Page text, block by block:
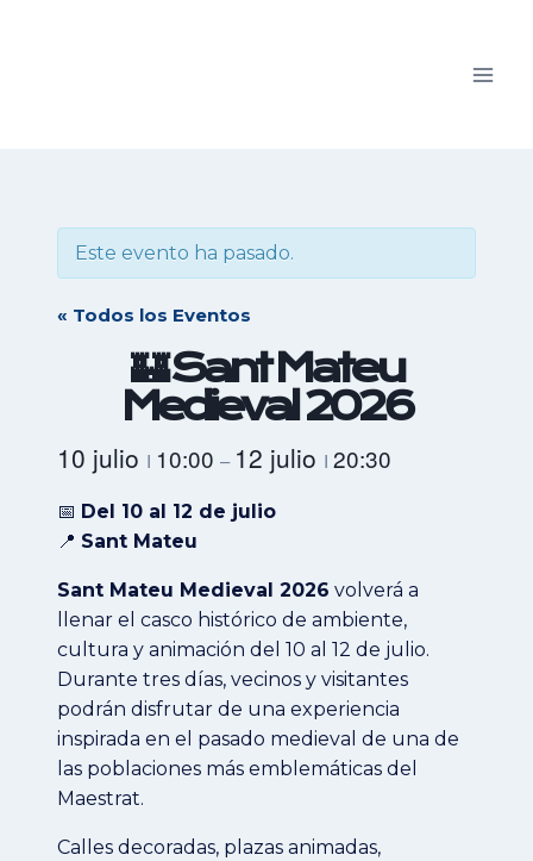
Este evento ha pasado.
« Todos los Eventos
🏰 Sant Mateu
Medieval 2026
10 julio I 10:00 – 12 julio I 20:30
📅 Del 10 al 12 de julio
📍 Sant Mateu
Sant Mateu Medieval 2026 volverá a
llenar el casco histórico de ambiente,
cultura y animación del 10 al 12 de julio.
Durante tres días, vecinos y visitantes
podrán disfrutar de una experiencia
inspirada en el pasado medieval de una de
las poblaciones más emblemáticas del
Maestrat.
Calles decoradas, plazas animadas,